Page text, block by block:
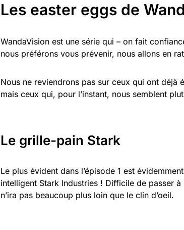
Les easter eggs de
WandaVision est une série qui – on fait
nous préférons vous prévenir, nous allons en
Nous ne reviendrons pas sur ceux qui ont déjà
mais ceux qui, pour l’instant, nous semblent
Le grille-pain Stark
Le plus évident dans l’épisode 1 est
intelligent Stark Industries ! Difficile de passer
n’ira pas beaucoup plus loin que le clin d’oeil.